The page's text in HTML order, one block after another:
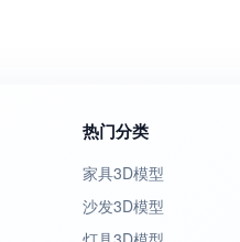
热门分类
家具3D模型
沙发3D模型